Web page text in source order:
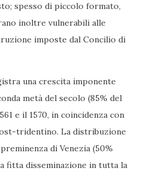
spesso di piccolo formato,
inoltre vulnerabili alle
imposte dal Concilio di
una crescita imponente
metà del secolo (85% del
e il 1570, in coincidenza con
tridentino. La distribuzione
di Venezia (50%
fitta disseminazione in tutta la